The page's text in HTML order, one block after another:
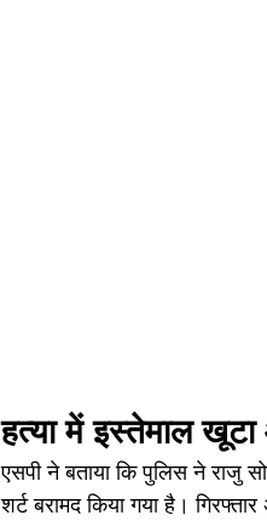
हत्या में इस्तेमाल खूटा
एसपी ने बताया कि पुलिस ने राजु
शर्ट बरामद किया गया है।